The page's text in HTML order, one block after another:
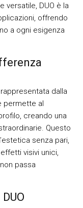
versatile, DUO è la
offrendo
a ogni esigenza
dalla
permette al
creando una
Questo
senza pari,
visivi unici,
passa